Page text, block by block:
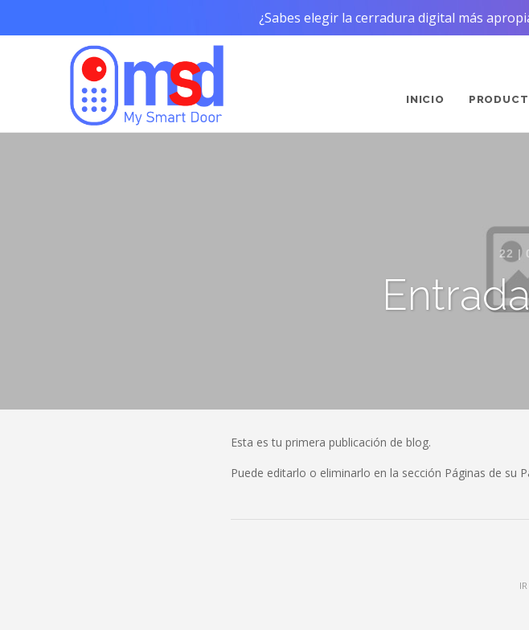
¿Sabes elegir la cerradura digital más
INICIO
22 |
Esta es tu primera publicación de blog.
Puede editarlo o eliminarlo en la sección Páginas de su